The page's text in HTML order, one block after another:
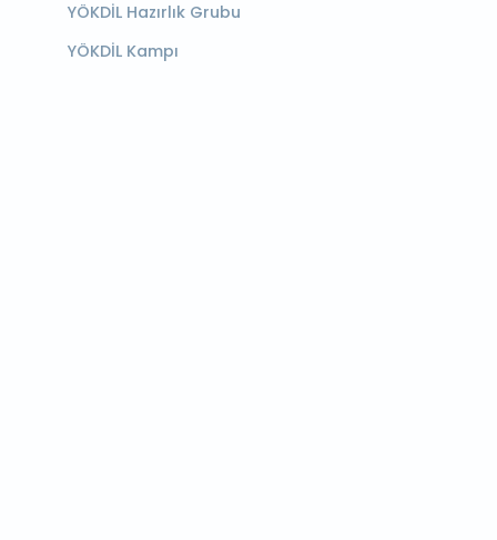
YÖKDİL Hazırlık Grubu
YÖKDİL Kampı